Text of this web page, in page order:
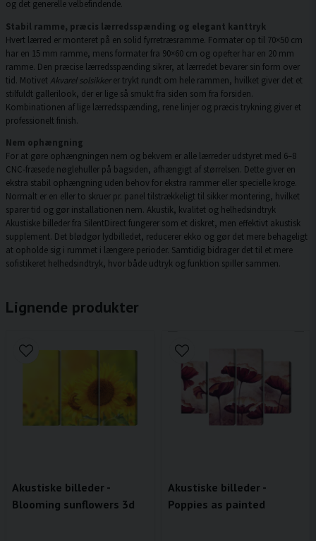
og det generelle velbefindende.
Stabil ramme, præcis lærredsspænding og elegant kanttryk
Hvert lærred er monteret på en solid fyrretræsramme. Formater op til 70×50 cm
har en 15 mm ramme, mens formater fra 90×60 cm og opefter har en 20 mm
ramme. Den præcise lærredsspænding sikrer, at lærredet bevarer sin form over
tid. Motivet Akvarel solsikkerer trykt rundt om hele rammen, hvilket giver det et
stilfuldt gallerilook, der er lige så smukt fra siden som fra forsiden.
Kombinationen af lige lærredsspænding, rene linjer og præcis trykning giver et
professionelt finish.
Nem ophængning
For at gøre ophængningen nem og bekvem er alle lærreder udstyret med 6–8
CNC-fræsede nøglehuller på bagsiden, afhængigt af størrelsen. Dette giver en
ekstra stabil ophængning uden behov for ekstra rammer eller specielle kroge.
Normalt er en eller to skruer pr. panel tilstrækkeligt til sikker montering, hvilket
sparer tid og gør installationen nem. Akustik, kvalitet og helhedsindtryk
Akustiske billeder fra SilentDirect fungerer som et diskret, men effektivt akustisk
supplement. Det blødgør lydbilledet, reducerer ekko og gør det mere behageligt
at opholde sig i rummet i længere perioder. Samtidig bidrager det til et mere
sofistikeret helhedsindtryk, hvor både udtryk og funktion spiller sammen.
Lignende produkter
Akustiske billeder -
Blooming sunflowers 3d
Akustiske billeder -
Poppies as painted